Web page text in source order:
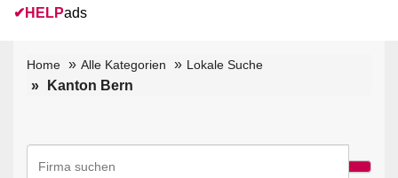
✔ HELPads
Home Alle Kategorien Lokale Suche
Kanton Bern